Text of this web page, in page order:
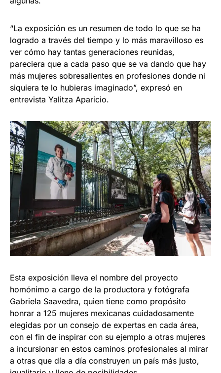
“La exposición es un resumen de todo lo que se ha
logrado a través del tiempo y lo más maravilloso es
ver cómo hay tantas generaciones reunidas,
pareciera que a cada paso que se va dando que hay
más mujeres sobresalientes en profesiones donde ni
siquiera te lo hubieras imaginado”, expresó en
entrevista Yalitza Aparicio.
Esta exposición lleva el nombre del proyecto
homónimo a cargo de la productora y fotógrafa
Gabriela Saavedra, quien tiene como propósito
honrar a 125 mujeres mexicanas cuidadosamente
elegidas por un consejo de expertas en cada área,
con el fin de inspirar con su ejemplo a otras mujeres
a incursionar en estos caminos profesionales al mirar
a otras que día a día construyen un país más justo,